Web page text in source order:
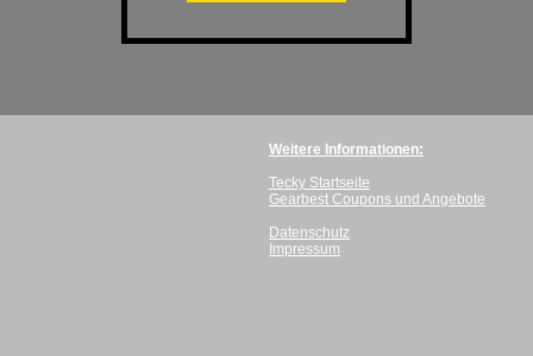
Weitere Informationen:
Tecky Startseite
Gearbest Coupons und Angebote
Datenschutz
Impressum